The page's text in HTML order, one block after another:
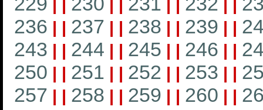
| | | | | | | |
236 | | 237 | | 238 | | 239 | |
243 | | 244 | | 245 | | 246 | |
250 | | 251 | | 252 | | 253 | |
257 | | 258 | | 259 | | 260 | |